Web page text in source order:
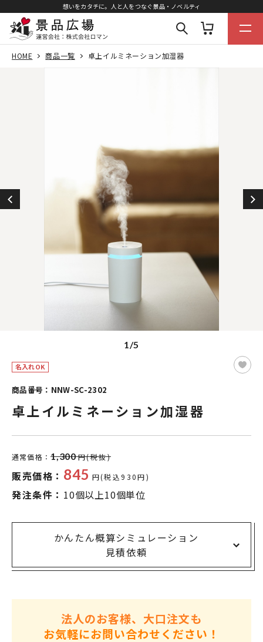
想いをカタチに。人と人をつなぐ景品・ノベルティ
HOME 商品一覧 卓上イルミネーション加湿器
1/5
名入れOK
商品番号：NNW-SC-2302
卓上イルミネーション加湿器
通常価格： 1,300円(税抜)
販売価格： 845 円(税込930円)
発注条件： 10個以上10個単位
かんたん概算シミュレーション
見積依頼
法人のお客様、大口注文も
お気軽にお問い合わせください！